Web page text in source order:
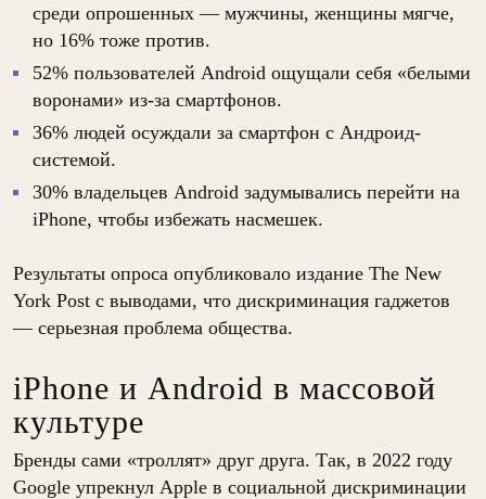
среди опрошенных — мужчины, женщины мягче,
но 16% тоже против.
52% пользователей Android ощущали себя «белыми
воронами» из-за смартфонов.
36% людей осуждали за смартфон с Андроид-
системой.
30% владельцев Android задумывались перейти на
iPhone, чтобы избежать насмешек.
Результаты опроса опубликовало издание The New
York Post с выводами, что дискриминация гаджетов
— серьезная проблема общества.
iPhone и Android в массовой
культуре
Бренды сами «троллят» друг друга. Так, в 2022 году
Google упрекнул Apple в социальной дискриминации